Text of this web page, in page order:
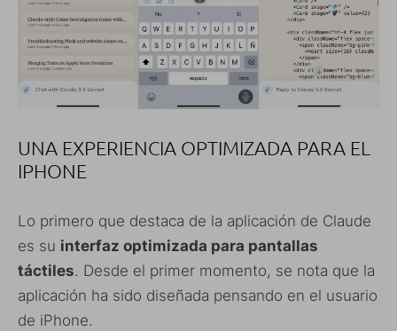
UNA EXPERIENCIA OPTIMIZADA PARA EL
IPHONE
Lo primero que destaca de la aplicación de Claude
es su interfaz optimizada para pantallas
táctiles. Desde el primer momento, se nota que la
aplicación ha sido diseñada pensando en el usuario
de iPhone.